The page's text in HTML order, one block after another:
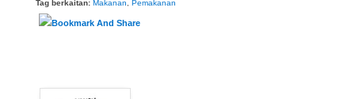
Tag berkaitan: Makanan Pemakanan